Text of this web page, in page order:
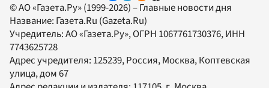
© АО «Газета.Ру» (1999-2026) – Главные новости дня
Название: Газета.Ru (Gazeta.Ru)
Учредитель:АО «Газета.Ру», ОГРН 1067761730376, ИНН
7743625728
Адрес учредителя: 125239, Россия, Москва, Коптевская
улица, дом 67